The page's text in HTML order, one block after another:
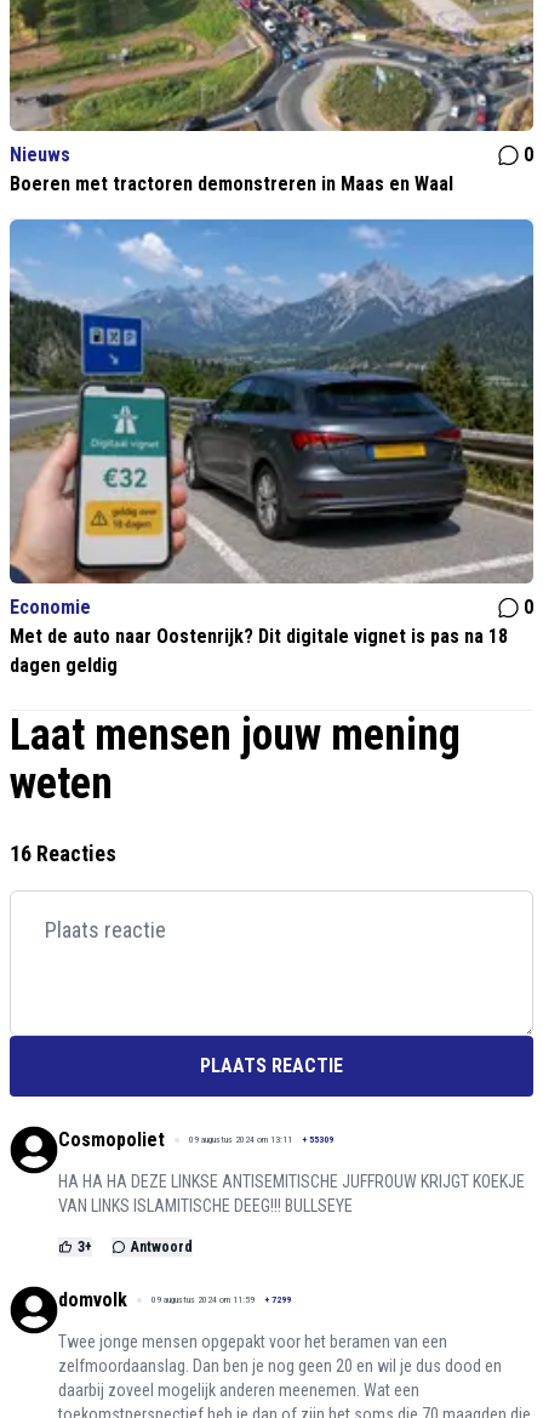
Nieuws
0
Boeren met tractoren demonstreren in Maas en Waal
Economie
0
Met de auto naar Oostenrijk? Dit digitale vignet is pas na 18
dagen geldig
Laat mensen jouw mening
weten
16 Reacties
PLAATS REACTIE
Cosmopoliet 09 augustus 2024 om 13:11 + 55309
HA HA HA DEZE LINKSE ANTISEMITISCHE JUFFROUW KRIJGT KOEKJE
VAN LINKS ISLAMITISCHE DEEG!!! BULLSEYE
3+ Antwoord
domvolk 09 augustus 2024 om 11:59 + 7299
Twee jonge mensen opgepakt voor het beramen van een
zelfmoordaanslag. Dan ben je nog geen 20 en wil je dus dood en
daarbij zoveel mogelijk anderen meenemen. Wat een